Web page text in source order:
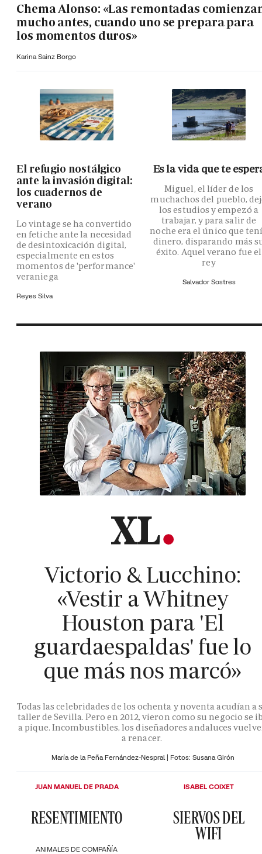
Chema Alonso: «Las remontadas
mucho antes, cuando uno se prepara para
los momentos duros»
Karina Sainz Borgo
El refugio nostálgico
ante la invasión digital:
los cuadernos de
verano
Lo vintage se ha convertido
en fetiche ante la necesidad
de desintoxicación digital,
especialmente en estos
momentos de 'performance'
veraniega
Reyes Silva
Es la vida que te
Miguel, el líder de los
muchachos del pueblo,
los estudios y empezó a
trabajar, y para salir de
noche era el único que
dinero, disparando más
éxito. Aquel verano fue el
rey
Salvador Sostres
Victorio & Lucchino:
«Vestir a Whitney
Houston para 'El
guardaespaldas' fue lo
que más nos marcó»
Todas las celebridades de los ochenta y noventa acudían a
taller de Sevilla. Pero en 2012, vieron como su negocio se
a pique. Incombustibles, los diseñadores andaluces
a renacer.
María de la Peña Fernández-Nespral | Fotos: Susana Girón
ANIMALES DE COMPAÑÍA
RESENTIMIENTO
JUAN MANUEL DE PRADA
SIERVOS DEL
WIFI
ISABEL COIXET